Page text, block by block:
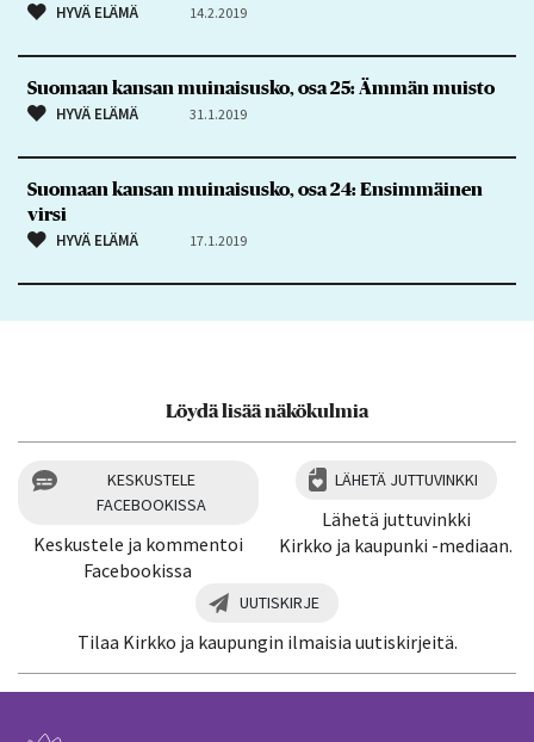
HYVÄ ELÄMÄ 14.2.2019
Suomaan kansan muinaisusko, osa 25: Ämmän muisto
HYVÄ ELÄMÄ 31.1.2019
Suomaan kansan muinaisusko, osa 24: Ensimmäinen
virsi
HYVÄ ELÄMÄ 17.1.2019
Löydä lisää näkökulmia
KESKUSTELE
FACEBOOKISSA
Keskustele ja kommentoi
Facebookissa
LÄHETÄ JUTTUVINKKI
Lähetä juttuvinkki
Kirkko ja kaupunki -mediaan.
UUTISKIRJE
Tilaa Kirkko ja kaupungin ilmaisia uutiskirjeitä.